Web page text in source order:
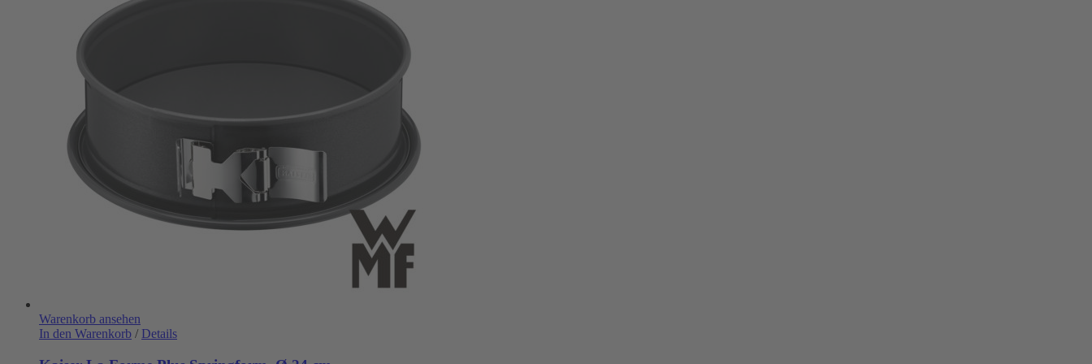
Warenkorb ansehen
In den Warenkorb / Details